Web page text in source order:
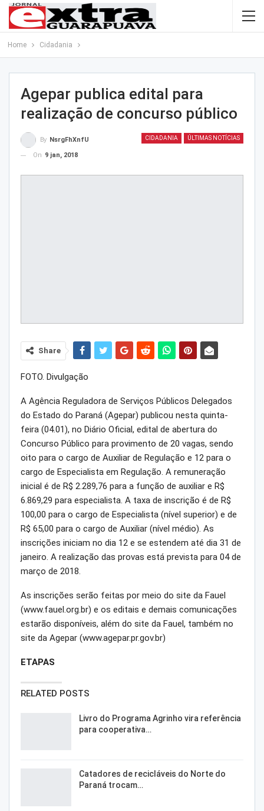
Home Cidadania
Agepar publica edital para
realização de concurso público
CIDADANIA ÚLTIMAS NOTÍCIAS
By NsrgFhXnfU
On 9 jan, 2018
Share
FOTO. Divulgação
A Agência Reguladora de Serviços Públicos Delegados
do Estado do Paraná (Agepar) publicou nesta quinta-
feira (04.01), no Diário Oficial, edital de abertura do
Concurso Público para provimento de 20 vagas, sendo
oito para o cargo de Auxiliar de Regulação e 12 para o
cargo de Especialista em Regulação. A remuneração
inicial é de R$ 2.289,76 para a função de auxiliar e R$
6.869,29 para especialista. A taxa de inscrição é de R$
100,00 para o cargo de Especialista (nível superior) e de
R$ 65,00 para o cargo de Auxiliar (nível médio). As
inscrições iniciam no dia 12 e se estendem até dia 31 de
janeiro. A realização das provas está prevista para 04 de
março de 2018.
As inscrições serão feitas por meio do site da Fauel
(www.fauel.org.br) e os editais e demais comunicações
estarão disponíveis, além do site da Fauel, também no
site da Agepar (www.agepar.pr.gov.br)
ETAPAS
RELATED POSTS
Livro do Programa Agrinho vira referência
para cooperativa…
Catadores de recicláveis do Norte do
Paraná trocam…